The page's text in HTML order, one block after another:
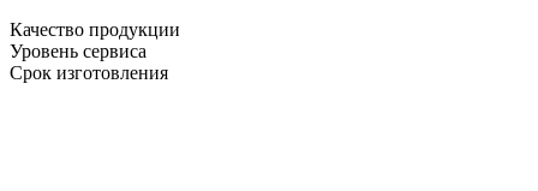
Качество продукции
Уровень сервиса
Срок изготовления